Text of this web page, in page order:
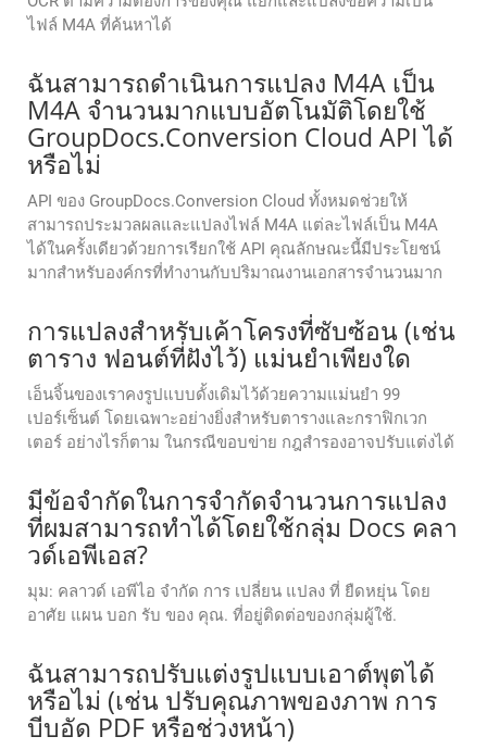
ไฟล์ M4A ที่ค้นหาได้
ฉันสามารถดำเนินการแปลง M4A เป็น
M4A จำนวนมากแบบอัตโนมัติโดยใช้
GroupDocs.Conversion Cloud API ได้
หรือไม่
API ของ GroupDocs.Conversion Cloud ทั้งหมดช่วยให้
สามารถประมวลผลและแปลงไฟล์ M4A แต่ละไฟล์เป็น M4A
ได้ในครั้งเดียวด้วยการเรียกใช้ API คุณลักษณะนี้มีประโยชน์
มากสำหรับองค์กรที่ทำงานกับปริมาณงานเอกสารจำนวนมาก
การแปลงสำหรับเค้าโครงที่ซับซ้อน (เช่น
ตาราง ฟอนต์ที่ฝังไว้) แม่นยำเพียงใด
เอ็นจิ้นของเราคงรูปแบบดั้งเดิมไว้ด้วยความแม่นยำ 99
เปอร์เซ็นต์ โดยเฉพาะอย่างยิ่งสำหรับตารางและกราฟิกเวก
เตอร์ อย่างไรก็ตาม ในกรณีขอบข่าย กฎสำรองอาจปรับแต่งได้
มีข้อจํากัดในการจํากัดจํานวนการแปลง
ที่ผมสามารถทําได้โดยใช้กลุ่ม Docs คลา
วด์เอพีเอส?
มุม: คลาวด์ เอพีไอ จํากัด การ เปลี่ยน แปลง ที่ ยืดหยุ่น โดย
อาศัย แผน บอก รับ ของ คุณ. ที่อยู่ติดต่อของกลุ่มผู้ใช้.
ฉันสามารถปรับแต่งรูปแบบเอาต์พุตได้
หรือไม่ (เช่น ปรับคุณภาพของภาพ การ
บีบอัด PDF หรือช่วงหน้า)